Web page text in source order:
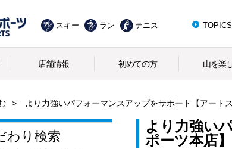
スキー ラン テニス TOPICS
店舗情報 初めての方 山を楽
より力強いパフォーマンスアップをサポート【アート
わり検索
より力強い
ポーツ本店】